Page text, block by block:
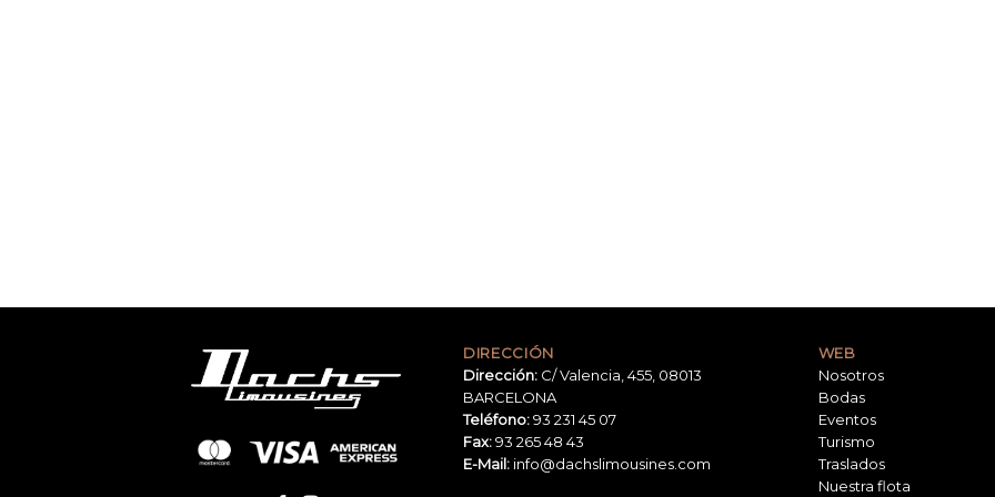
DIRECCIÓN
Dirección: C/ Valencia, 455, 08013
BARCELONA
Teléfono:93 231 45 07
Fax:93 265 48 43
E-Mail: info@dachslimousines.com
WEB
Nosotros
Bodas
Eventos
Turismo
Traslados
Nuestra flota